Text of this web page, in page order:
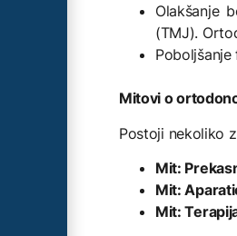
Olakšanje
(TMJ).
Mitovi o
Postoji nekoliko
Mit:
Mit:
Mit: